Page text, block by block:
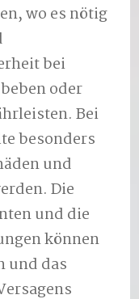
wo es nötig
bei
oder
Bei
besonders
und
Die
und die
können
und das